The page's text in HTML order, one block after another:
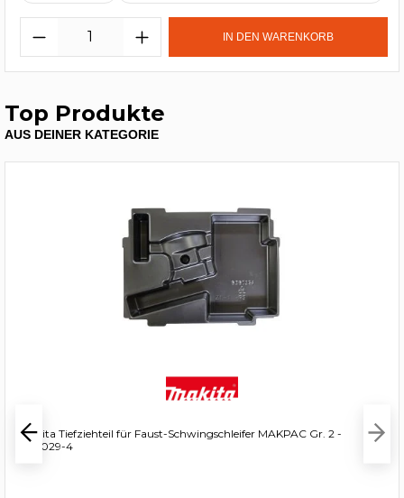
IN DEN WARENKORB
Top Produkte
AUS DEINER KATEGORIE
Makita Tiefziehteil für Faust-Schwingschleifer MAKPAC Gr. 2 -
838029-4